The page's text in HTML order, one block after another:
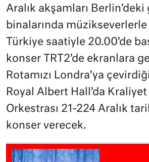
Aralık akşamları
binalarında
Türkiye saatiyle 20.00’de
konser TRT2’de ekranlara
Rotamızı Londra’ya
Royal Albert Hall’da
Orkestrası 21-224 Aralık
konser verecek.